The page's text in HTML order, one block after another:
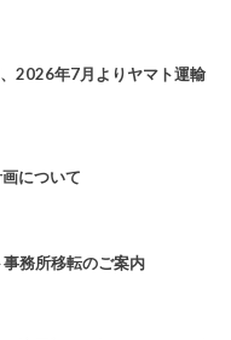
2026年7月よりヤマト運輸
について
務所移転のご案内